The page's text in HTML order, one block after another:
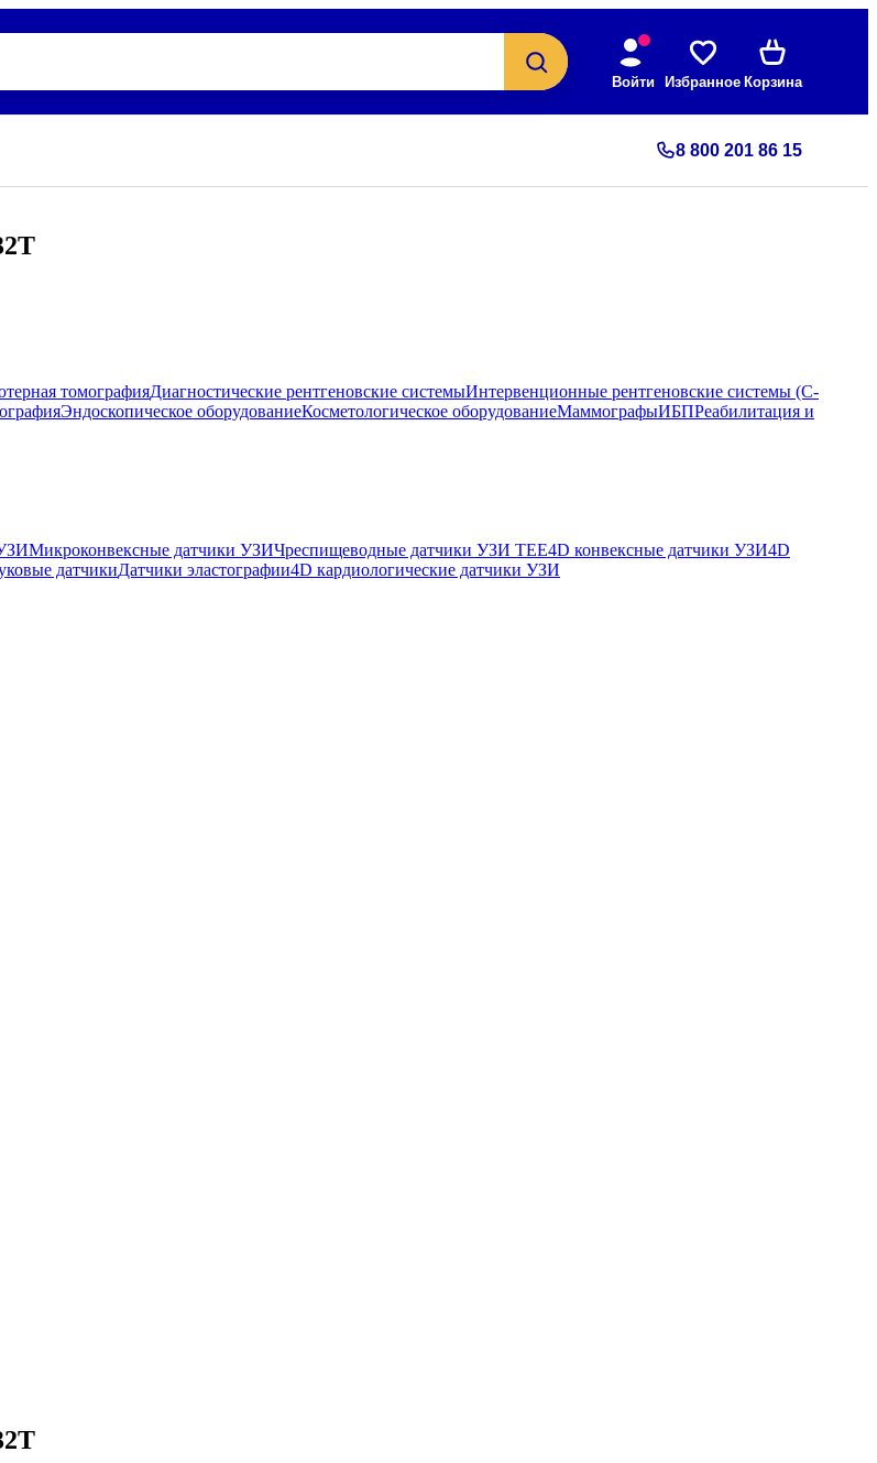
Войти Избранное Корзина
8 800 201 86 15
томографияДиагностические рентгеновские системыИнтервенционные рентгеновские системы (С-
Эндоскопическое оборудованиеКосметологическое оборудованиеМаммографыИБПРеабилитация и
Микроконвексные датчики УЗИЧреспищеводные датчики УЗИ TEE4D конвексные датчики УЗИ4D
датчикиДатчики эластографии4D кардиологические датчики УЗИ